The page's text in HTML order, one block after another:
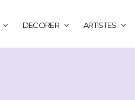
DECORER ARTISTES